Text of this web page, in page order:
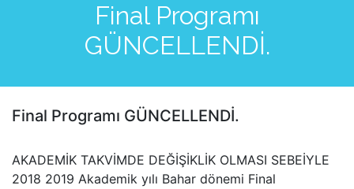
Final Programı
GÜNCELLENDİ.
Final Programı GÜNCELLENDİ.
AKADEMİK TAKVİMDE DEĞİŞİKLİK OLMASI SEBEİYLE
2018 2019 Akademik yılı Bahar dönemi Final